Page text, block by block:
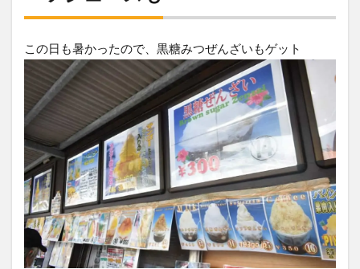
この日も暑かったので、黒糖みつぜんざいもゲット